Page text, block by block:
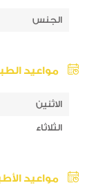
الجنس
مواعيد
الاثنين
الثلاثاء
مواعيد